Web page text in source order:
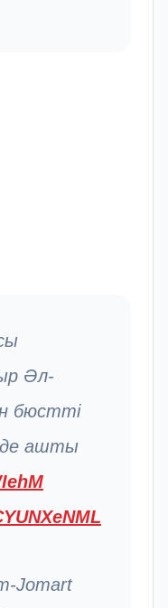
Әл-
бюстті
ашты
Jomart